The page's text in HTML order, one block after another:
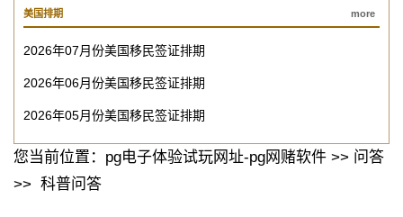
美国排期 more
2026年07月份美国移民签证排期
2026年06月份美国移民签证排期
2026年05月份美国移民签证排期
您当前位置： pg电子体验试玩网址-pg网赌软件 >> 问答
>> 科普问答